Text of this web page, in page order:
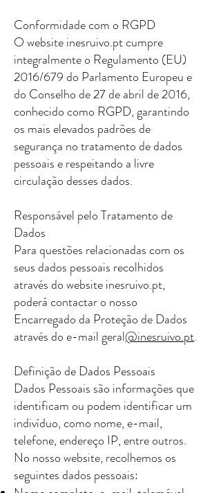
Conformidade com o RGPD
O website inesruivo.pt cumpre
integralmente o Regulamento (EU)
2016/679 do Parlamento Europeu e
do Conselho de 27 de abril de 2016,
conhecido como RGPD, garantindo
os mais elevados padrões de
segurança no tratamento de dados
pessoais e respeitando a livre
circulação desses dados.
Responsável pelo Tratamento de
Dados
Para questões relacionadas com os
seus dados pessoais recolhidos
através do website inesruivo.pt,
poderá contactar o nosso
Encarregado da Proteção de Dados
através do e-mail geral@inesruivo.pt.
Definição de Dados Pessoais
Dados Pessoais são informações que
identificam ou podem identificar um
indivíduo, como nome, e-mail,
telefone, endereço IP, entre outros.
No nosso website, recolhemos os
seguintes dados pessoais: